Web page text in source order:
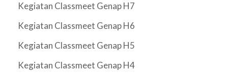
Kegiatan Classmeet Genap H7
Kegiatan Classmeet Genap H6
Kegiatan Classmeet Genap H5
Kegiatan Classmeet Genap H4